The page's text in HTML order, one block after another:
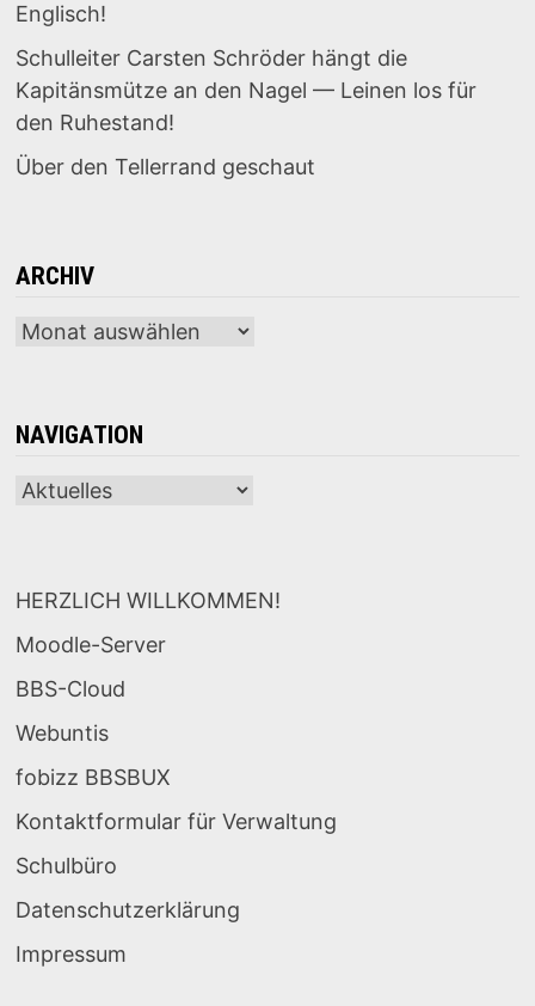
Englisch!
Schulleiter Carsten Schröder hängt die
Kapitänsmütze an den Nagel — Leinen los für
den Ruhestand!
Über den Tellerrand geschaut
ARCHIV
Archiv
NAVIGATION
Navigation
HERZLICH WILLKOMMEN!
Moodle-Server
BBS-Cloud
Webuntis
fobizz BBSBUX
Kontaktformular für Verwaltung
Schulbüro
Datenschutzerklärung
Impressum